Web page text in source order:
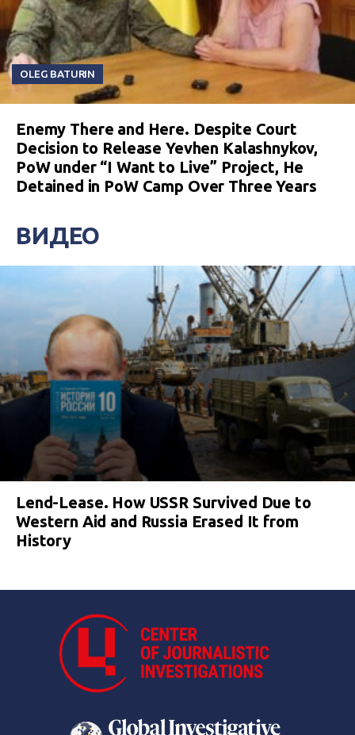
OLEG BATURIN
Enemy There and Here. Despite Court
Decision to Release Yevhen Kalashnykov,
PoW under “I Want to Live” Project, He
Detained in PoW Camp Over Three Years
ВИДЕО
Lend-Lease. How USSR Survived Due to
Western Aid and Russia Erased It from
History